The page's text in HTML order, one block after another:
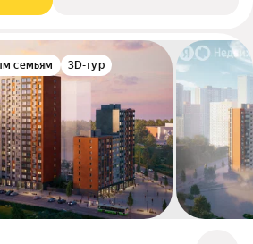
семьям 3D-тур